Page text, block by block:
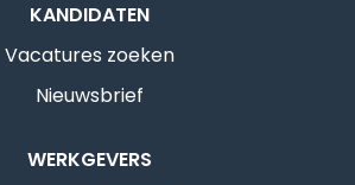
KANDIDATEN
Vacatures zoeken
Nieuwsbrief
WERKGEVERS